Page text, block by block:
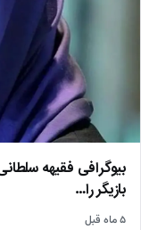
بیوگرافی فقیهه
بازیگر را…
۵ ماه قبل